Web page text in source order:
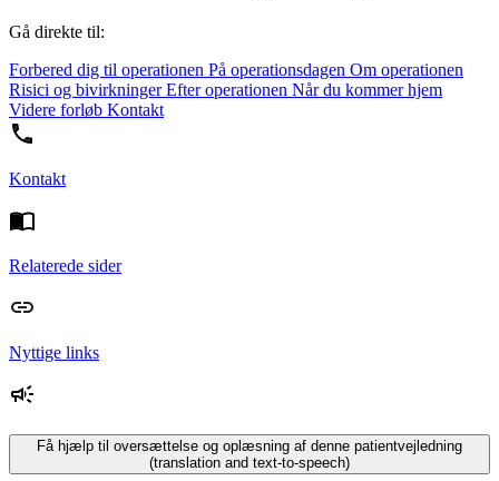
Gå direkte til:
Forbered dig til operationen På operationsdagen Om operationen
Risici og bivirkningerEfter operationen Når du kommer hjem
Videre forløb Kontakt
Kontakt
Relaterede sider
Nyttige links
Få hjælp til oversættelse og oplæsning af denne patientvejledning
(translation and text-to-speech)